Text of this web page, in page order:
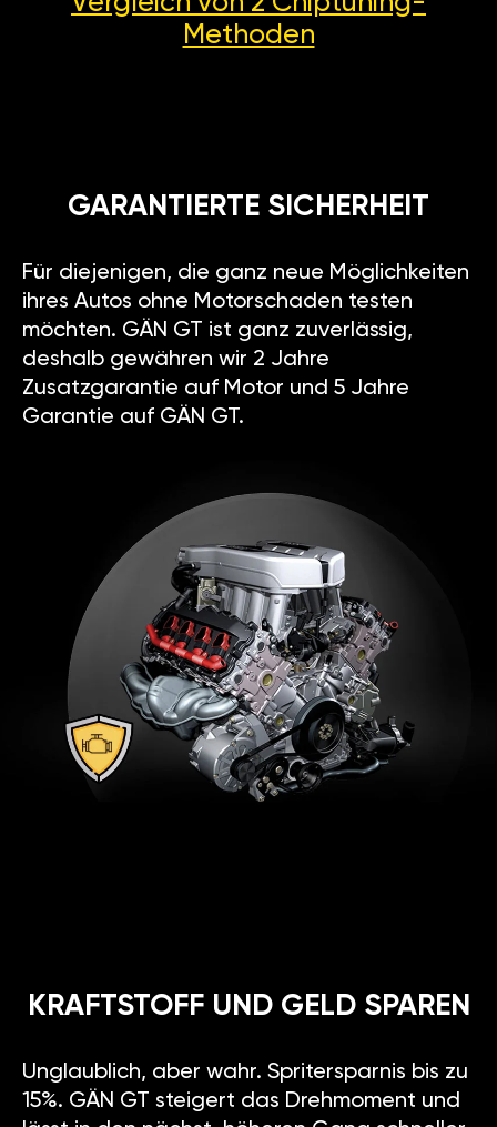
Methoden
GARANTIERTE SICHERHEIT
Für diejenigen, die ganz neue Möglichkeiten
ihres Autos ohne Motorschaden testen
möchten. GÄN GT ist ganz zuverlässig,
deshalb gewähren wir 2 Jahre
Zusatzgarantie auf Motor und 5 Jahre
Garantie auf GÄN GT.
KRAFTSTOFF UND GELD SPAREN
Unglaublich, aber wahr. Spritersparnis bis zu
15%. GÄN GT steigert das Drehmoment und